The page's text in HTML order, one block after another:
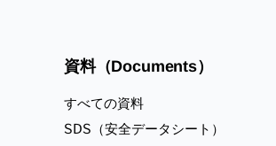
資料（Documents）
すべての資料
SDS（安全データシート）